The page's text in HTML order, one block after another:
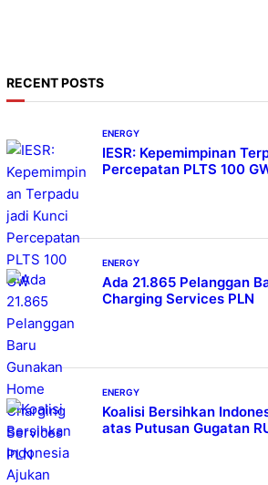
h
RECENT POSTS
ENERGY
IESR: Kepemimpinan
Percepatan PLTS 100
ENERGY
Ada 21.865 Pelanggan
Charging Services PLN
ENERGY
Koalisi Bersihkan
atas Putusan Gugatan